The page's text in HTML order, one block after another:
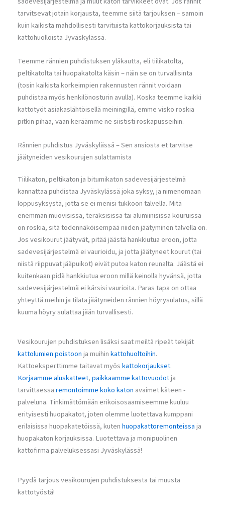
tarvitsevat jotain korjausta, teemme siitä tarjouksen – samoin
kuin kaikista mahdollisesti tarvituista kattokorjauksista tai
kattohuolloista Jyväskylässä.
Teemme rännien puhdistuksen yläkautta, eli tiilikatolta,
peltikatolta tai huopakatolta käsin – näin se on turvallisinta
(tosin kaikista korkeimpien rakennusten rännit voidaan
puhdistaa myös henkilönosturin avulla). Koska teemme kaikki
kattotyöt asiakaslähtöisellä meiningillä, emme visko roskia
pitkin pihaa, vaan keräämme ne siististi roskapusseihin.
Rännien puhdistus Jyväskylässä – Sen ansiosta et tarvitse
jäätyneiden vesikourujen sulattamista
Tiilikaton, peltikaton ja bitumikaton sadevesijärjestelmä
kannattaa puhdistaa Jyväskylässä joka syksy, ja nimenomaan
loppusyksystä, jotta se ei menisi tukkoon talvella. Mitä
enemmän muovisissa, teräksisissä tai alumiinisissa kouruissa
on roskia, sitä todennäköisempää niiden jäätyminen talvella on.
Jos vesikourut jäätyvät, pitää jäästä hankkiutua eroon, jotta
sadevesijärjestelmä ei vaurioidu, ja jotta jäätyneet kourut (tai
niistä riippuvat jääpuikot) eivät putoa katon reunalta. Jäästä ei
kuitenkaan pidä hankkiutua eroon millä keinolla hyvänsä, jotta
sadevesijärjestelmä ei kärsisi vaurioita. Paras tapa on ottaa
yhteyttä meihin ja tilata jäätyneiden rännien höyrysulatus, sillä
kuuma höyry sulattaa jään turvallisesti.
Vesikourujen puhdistuksen lisäksi saat meiltä ripeät tekijät
kattolumien poistoonja muihinkattohuoltoihin.
Kattoeksperttimme taitavat myöskattokorjaukset.
Korjaamme aluskatteet,paikkaamme kattovuodotja
tarvittaessaremontoimme koko katon avaimet käteen -
palveluna. Tinkimättömään erikoisosaamiseemme kuuluu
erityisesti huopakatot, joten olemme luotettava kumppani
erilaisissa huopakatetöissä, kutenhuopakattoremonteissaja
huopakaton korjauksissa. Luotettava ja monipuolinen
kattofirma palveluksessasi Jyväskylässä!
Pyydä tarjous vesikourujen puhdistuksesta tai muusta
kattotyöstä!